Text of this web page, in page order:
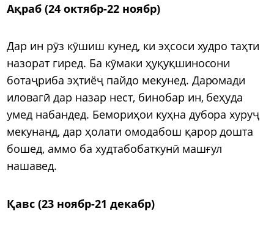
Ақраб (24 октябр-22 ноябр)
Дар ин рӯз кӯшиш кунед, ки эҳсоси худро таҳти
назорат гиред. Ба кӯмаки ҳуқуқшиносони
ботаҷриба эҳтиёҷ пайдо мекунед. Даромади
иловагӣ дар назар нест, бинобар ин, беҳуда
умед набандед. Бемориҳои куҳна дубора хуруҷ
мекунанд, дар ҳолати омодабош қарор дошта
бошед, аммо ба худтабобаткунӣ машғул
нашавед.
Қавс (23 ноябр-21 декабр)